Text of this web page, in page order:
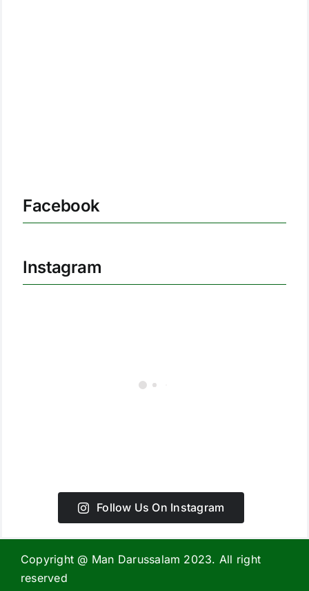
Facebook
Instagram
Follow Us On Instagram
Copyright @ Man Darussalam 2023. All right
reserved